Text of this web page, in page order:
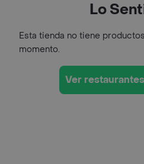
Lo
Esta tienda no tiene
momento.
Ver